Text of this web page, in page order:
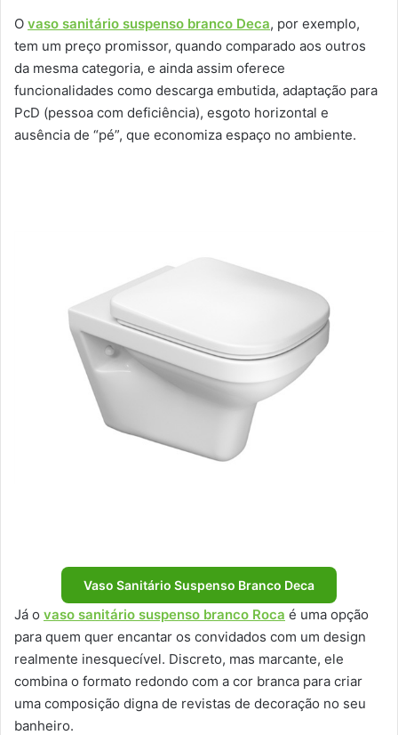
O vaso sanitário suspenso branco Deca, por exemplo,
tem um preço promissor, quando comparado aos outros
da mesma categoria, e ainda assim oferece
funcionalidades como descarga embutida, adaptação para
PcD (pessoa com deficiência), esgoto horizontal e
ausência de “pé”, que economiza espaço no ambiente.
Vaso Sanitário Suspenso Branco Deca
Já o vaso sanitário suspenso branco Roca é uma opção
para quem quer encantar os convidados com um design
realmente inesquecível. Discreto, mas marcante, ele
combina o formato redondo com a cor branca para criar
uma composição digna de revistas de decoração no seu
banheiro.